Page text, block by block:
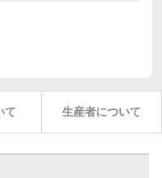
て 生産者について